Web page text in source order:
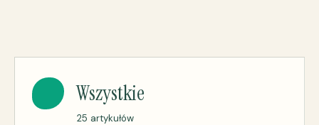
Wszystkie
25 artykułów